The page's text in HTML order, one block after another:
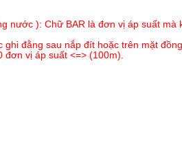
nước ): Chữ BAR là đơn vị áp suất
đằng sau nắp đít hoặc trên mặt
vị áp suất <=> (100m).